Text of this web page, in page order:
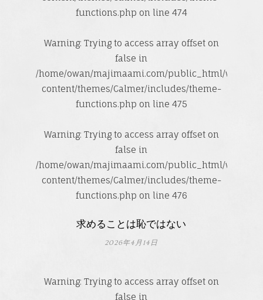
functions.php on line 474
Warning: Trying to access array offset on
false in
/home/owan/majimaami.com/public_html/wp-
content/themes/Calmer/includes/theme-
functions.php on line 475
Warning: Trying to access array offset on
false in
/home/owan/majimaami.com/public_html/wp-
content/themes/Calmer/includes/theme-
functions.php on line 476
求めることは恥ではない
2026年4月14日
Warning: Trying to access array offset on
false in